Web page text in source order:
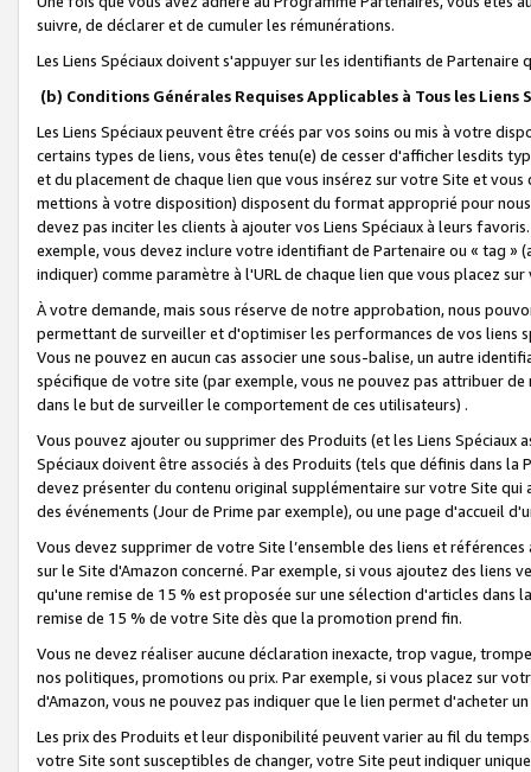
suivre, de déclarer et de cumuler les rémunérations.
Les Liens Spéciaux doivent s'appuyer sur les identifiants de Partenaire
(b) Conditions Générales Requises Applicables à Tous les Liens
Les Liens Spéciaux peuvent être créés par vos soins ou mis à votre
certains types de liens, vous êtes tenu(e) de cesser d'afficher lesdits
et du placement de chaque lien que vous insérez sur votre Site et
mettions à votre disposition) disposent du format approprié pour
devez pas inciter les clients à ajouter vos Liens Spéciaux à leurs
exemple, vous devez inclure votre identifiant de Partenaire ou « tag
indiquer) comme paramètre à l'URL de chaque lien que vous placez
À votre demande, mais sous réserve de notre approbation, nous
permettant de surveiller et d'optimiser les performances de vos liens
Vous ne pouvez en aucun cas associer une sous-balise, un autre
spécifique de votre site (par exemple, vous ne pouvez pas attribuer
dans le but de surveiller le comportement de ces utilisateurs) .
Vous pouvez ajouter ou supprimer des Produits (et les Liens
Spéciaux doivent être associés à des Produits (tels que définis dans
devez présenter du contenu original supplémentaire sur votre Site qui
des événements (Jour de Prime par exemple), ou une page d'accueil
Vous devez supprimer de votre Site l’ensemble des liens et
sur le Site d'Amazon concerné. Par exemple, si vous ajoutez des
qu'une remise de 15 % est proposée sur une sélection d'articles
remise de 15 % de votre Site dès que la promotion prend fin.
Vous ne devez réaliser aucune déclaration inexacte, trop vague,
nos politiques, promotions ou prix. Par exemple, si vous placez sur
d'Amazon, vous ne pouvez pas indiquer que le lien permet d'acheter
Les prix des Produits et leur disponibilité peuvent varier au fil du
votre Site sont susceptibles de changer, votre Site peut indiquer